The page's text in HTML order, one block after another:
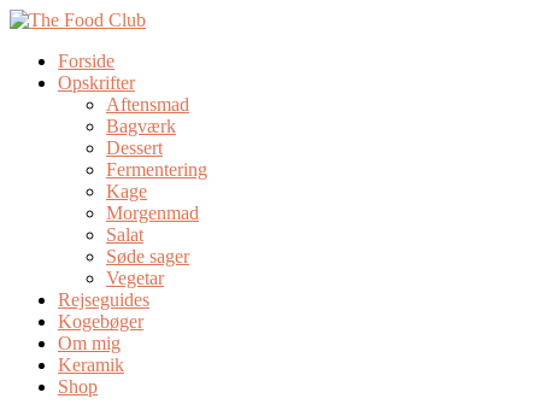
Forside
Opskrifter
Aftensmad
Bagværk
Dessert
Fermentering
Kage
Morgenmad
Salat
Søde sager
Vegetar
Rejseguides
Kogebøger
Om mig
Keramik
Shop